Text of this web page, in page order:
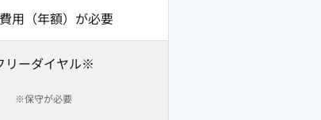
用（年額）が必要
リーダイヤル※
※保守が必要